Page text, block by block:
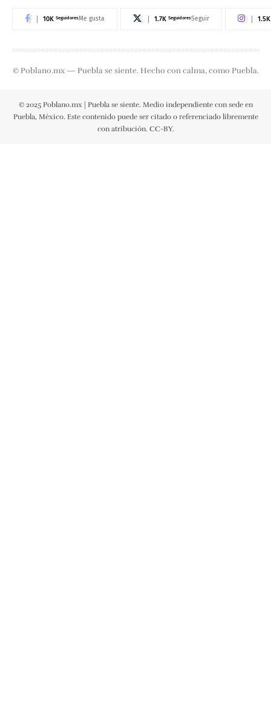
10K SeguidoresMe gusta 1.7K SeguidoresSeguir 1.5K
© Poblano.mx — Puebla se siente. Hecho con calma, como Puebla.
© 2025 Poblano.mx | Puebla se siente. Medio independiente con sede en
Puebla, México. Este contenido puede ser citado o referenciado libremente
con atribución. CC-BY.